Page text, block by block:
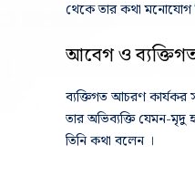
থেকে তার কথা
আবেগ ও
ব্যক্তিগত আচরণ কার্যকর
তার অভিব্যক্তি যেমন-
তিনি কথা বলেন ।